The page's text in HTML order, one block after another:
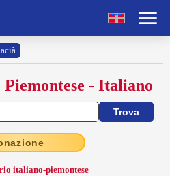
- Italiano
italiano-piemontese